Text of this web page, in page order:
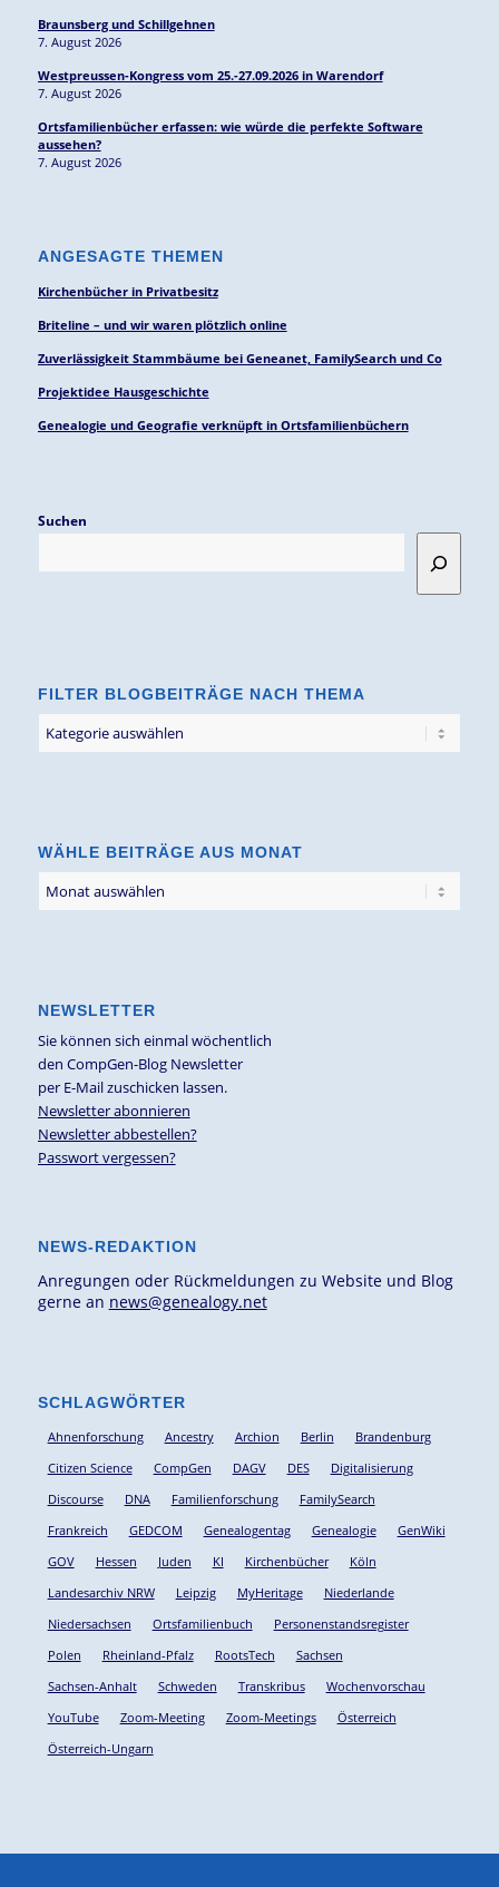
Braunsberg und Schillgehnen
7. August 2026
Westpreussen-Kongress vom 25.-27.09.2026 in Warendorf
7. August 2026
Ortsfamilienbücher erfassen: wie würde die perfekte Software
aussehen?
7. August 2026
ANGESAGTE THEMEN
Kirchenbücher in Privatbesitz
Briteline – und wir waren plötzlich online
Zuverlässigkeit Stammbäume bei Geneanet, FamilySearch und Co
Projektidee Hausgeschichte
Genealogie und Geografie verknüpft in Ortsfamilienbüchern
Suchen
FILTER BLOGBEITRÄGE NACH THEMA
Blogbeiträge
WÄHLE BEITRÄGE AUS MONAT
NEWSLETTER
Sie können sich einmal wöchentlich
den CompGen-Blog Newsletter
per E-Mail zuschicken lassen.
Newsletter abonnieren
Newsletter abbestellen?
Passwort vergessen?
NEWS-REDAKTION
Anregungen oder Rückmeldungen zu Website und Blog
gerne an news@genealogy.net
SCHLAGWÖRTER
Ahnenforschung Ancestry Archion Berlin
Brandenburg
Citizen Science
CompGen DAGV DES
Digitalisierung
Discourse
DNA Familienforschung
FamilySearch
Frankreich
GEDCOM Genealogentag Genealogie
GenWiki
GOV
Hessen Juden KI Kirchenbücher
Köln
Landesarchiv NRW
Leipzig MyHeritage
Niederlande
Niedersachsen
Ortsfamilienbuch
Personenstandsregister
Polen
Rheinland-Pfalz RootsTech
Sachsen
Sachsen-Anhalt
Schweden Transkribus
Wochenvorschau
YouTube
Zoom-Meeting Zoom-Meetings
Österreich
Österreich-Ungarn